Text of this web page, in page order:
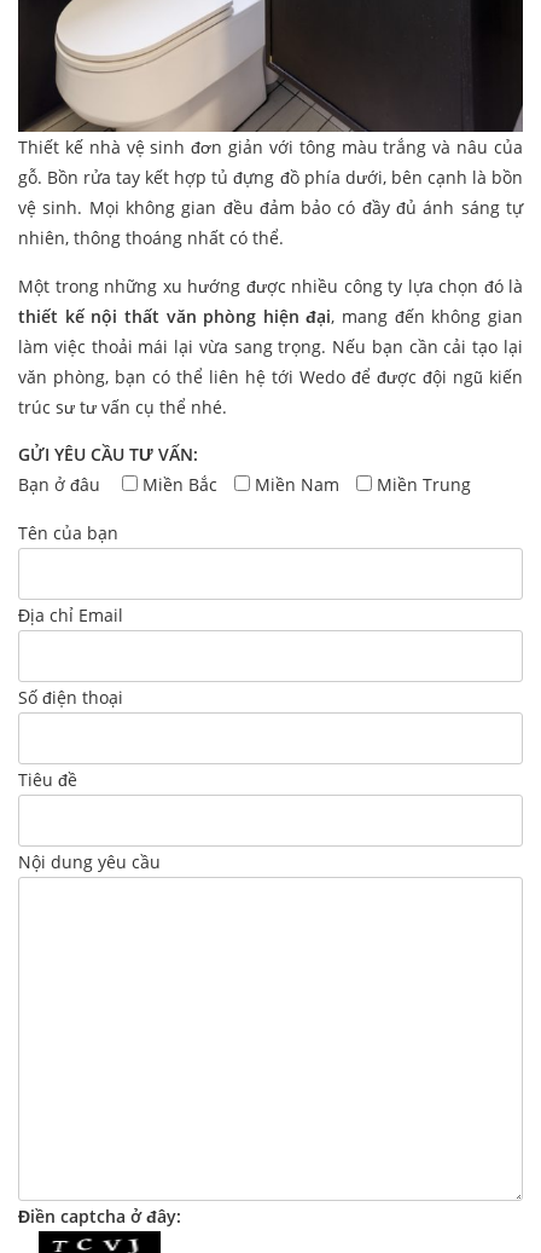
Thiết kế nhà vệ sinh đơn giản với tông màu trắng và nâu của
gỗ. Bồn rửa tay kết hợp tủ đựng đồ phía dưới, bên cạnh là bồn
vệ sinh. Mọi không gian đều đảm bảo có đầy đủ ánh sáng tự
nhiên, thông thoáng nhất có thể.
Một trong những xu hướng được nhiều công ty lựa chọn đó là
thiết kế nội thất văn phòng hiện đại, mang đến không gian
làm việc thoải mái lại vừa sang trọng. Nếu bạn cần cải tạo lại
văn phòng, bạn có thể liên hệ tới Wedo để được đội ngũ kiến
trúc sư tư vấn cụ thể nhé.
GỬI YÊU CẦU TƯ VẤN:
Bạn ở đâu
Miền Bắc Miền Nam Miền Trung
Tên của bạn
Địa chỉ Email
Số điện thoại
Tiêu đề
Nội dung yêu cầu
Điền captcha ở đây: